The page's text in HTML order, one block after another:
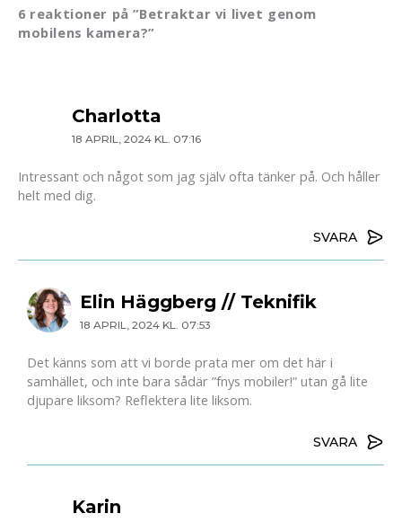
6 reaktioner på ”Betraktar vi livet genom
mobilens kamera?”
Charlotta
18 APRIL, 2024 KL. 07:16
Intressant och något som jag själv ofta tänker på. Och håller
helt med dig.
SVARA
Elin Häggberg // Teknifik
18 APRIL, 2024 KL. 07:53
Det känns som att vi borde prata mer om det här i
samhället, och inte bara sådär ”fnys mobiler!” utan gå lite
djupare liksom? Reflektera lite liksom.
SVARA
Karin